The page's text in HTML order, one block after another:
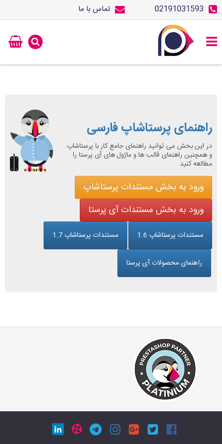
02191031593 تماس با ما
راهنمای پرستاشاپ فارسی
در این بخش می توانید راهنمای جامع کار با پرستاشاپ
و همچنین راهنمای قالب ها و ماژول های آی پرستا را
مطالعه کنید
ورود به بخش مستندات پرستاشاپ
ورود به بخش مستندات آی پرستا
مستندات پرستاشاپ 1.6 مستندات پرستاشاپ 1.7
راهنمای محصولات آی پرستا